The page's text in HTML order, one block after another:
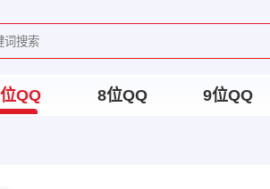
QQ 8位QQ 9位QQ